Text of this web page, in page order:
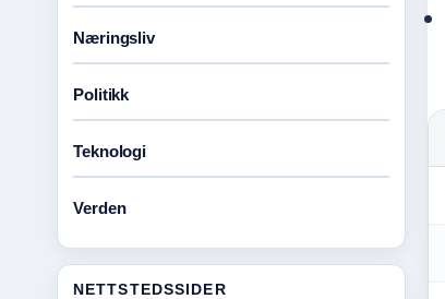
Næringsliv
Politikk
Teknologi
Verden
NETTSTEDSSIDER